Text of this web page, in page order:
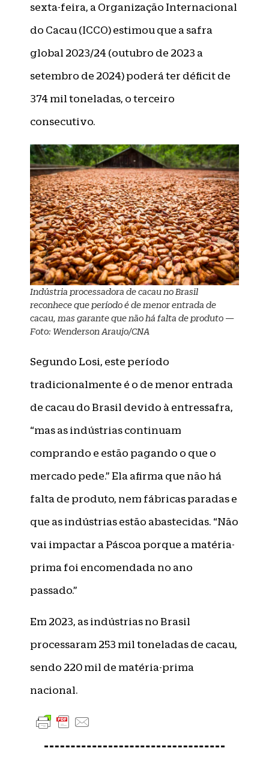
sexta-feira, a Organização Internacional
do Cacau (ICCO) estimou que a safra
global 2023/24 (outubro de 2023 a
setembro de 2024) poderá ter déficit de
374 mil toneladas, o terceiro
consecutivo.
Indústria processadora de cacau no Brasil
reconhece que período é de menor entrada de
cacau, mas garante que não há falta de produto —
Foto: Wenderson Araujo/CNA
Segundo Losi, este período
tradicionalmente é o de menor entrada
de cacau do Brasil devido à entressafra,
“mas as indústrias continuam
comprando e estão pagando o que o
mercado pede.” Ela afirma que não há
falta de produto, nem fábricas paradas e
que as indústrias estão abastecidas. “Não
vai impactar a Páscoa porque a matéria-
prima foi encomendada no ano
passado.”
Em 2023, as indústrias no Brasil
processaram 253 mil toneladas de cacau,
sendo 220 mil de matéria-prima
nacional.